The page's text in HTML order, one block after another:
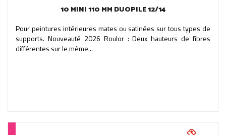
10 MINI 110 MM DUOPILE 12/14
Pour peintures intérieures mates ou satinées sur tous types de
supports. Nouveauté 2026 Roulor : Deux hauteurs de fibres
différentes sur le même...